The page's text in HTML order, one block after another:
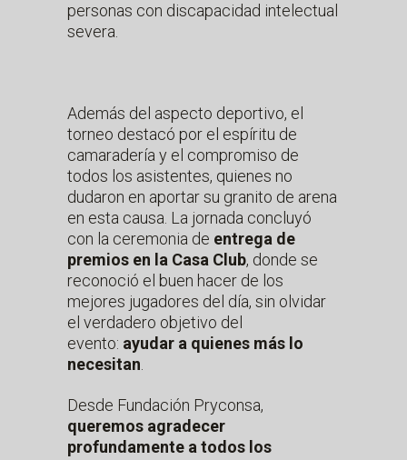
personas con discapacidad intelectual
severa.
Además del aspecto deportivo, el
torneo destacó por el espíritu de
camaradería y el compromiso de
todos los asistentes, quienes no
dudaron en aportar su granito de arena
en esta causa. La jornada concluyó
con la ceremonia de entrega de
premios en la Casa Club, donde se
reconoció el buen hacer de los
mejores jugadores del día, sin olvidar
el verdadero objetivo del
evento: ayudar a quienes más lo
necesitan
Desde Fundación Pryconsa,
queremos agradecer
profundamente a todos los